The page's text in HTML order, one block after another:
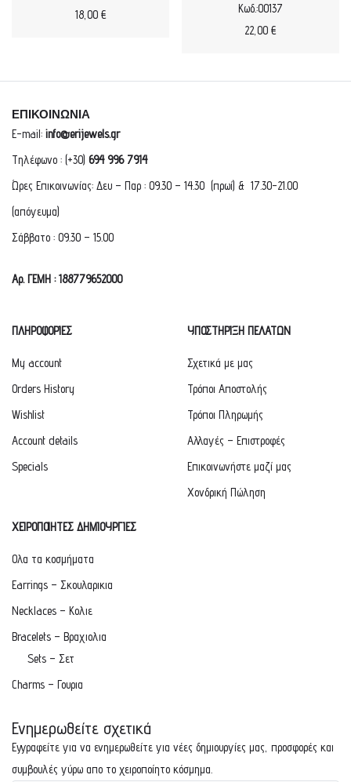
18,00 €
Κωδ.:00137
22,00 €
ΕΠΙΚΟΙΝΩΝΙΑ
E-mail: info@erijewels.gr
Τηλέφωνο : (+30) 694 996 7914
Ώρες Επικοινωνίας: Δευ – Παρ : 09.30 – 14.30 (πρωί) & 17.30-21.00
(απόγευμα)
Σάββατο : 09.30 – 15.00
Αρ. ΓΕΜΗ : 188779652000
ΠΛΗΡΟΦΟΡΙΕΣ
My account
Orders History
Wishlist
Account details
Specials
ΥΠΟΣΤΗΡΙΞΗ ΠΕΛΑΤΩΝ
Σχετικά με μας
Τρόποι Αποστολής
Τρόποι Πληρωμής
Αλλαγές – Επιστροφές
Επικοινωνήστε μαζί μας
Χονδρική Πώληση
ΧΕΙΡΟΠΟΙΗΤΕΣ ΔΗΜΙΟΥΡΓΙΕΣ
Ολα τα κοσμήματα
Earrings – Σκουλαρικια
Necklaces – Κολιε
Bracelets – Βραχιολια
Sets – Σετ
Charms – Γουρια
Ενημερωθείτε σχετικά
Εγγραφείτε για να ενημερωθείτε για νέες δημιουργίες μας, προσφορές και
συμβουλές γύρω απο το χειροποίητο κόσμημα.